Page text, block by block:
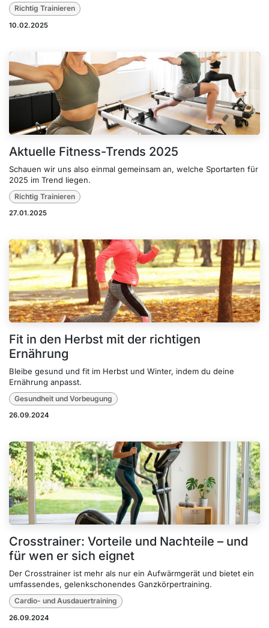
Richtig Trainieren
10.02.2025
Aktuelle Fitness-Trends 2025
Schauen wir uns also einmal gemeinsam an, welche Sportarten für
2025 im Trend liegen.
Richtig Trainieren
27.01.2025
Fit in den Herbst mit der richtigen
Ernährung
Bleibe gesund und fit im Herbst und Winter, indem du deine
Ernährung anpasst.
Gesundheit und Vorbeugung
26.09.2024
Crosstrainer: Vorteile und Nachteile – und
für wen er sich eignet
Der Crosstrainer ist mehr als nur ein Aufwärmgerät und bietet ein
umfassendes, gelenkschonendes Ganzkörpertraining.
Cardio- und Ausdauertraining
26.09.2024